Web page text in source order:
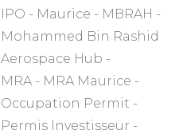
IPO
Maurice
MBRAH
Mohammed Bin Rashid
Aerospace Hub
MRA
MRA Maurice
Occupation Permit
Permis Investisseur